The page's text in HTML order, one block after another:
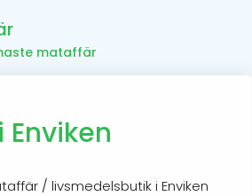
mataffär
/ livsmedelsbutik i Enviken